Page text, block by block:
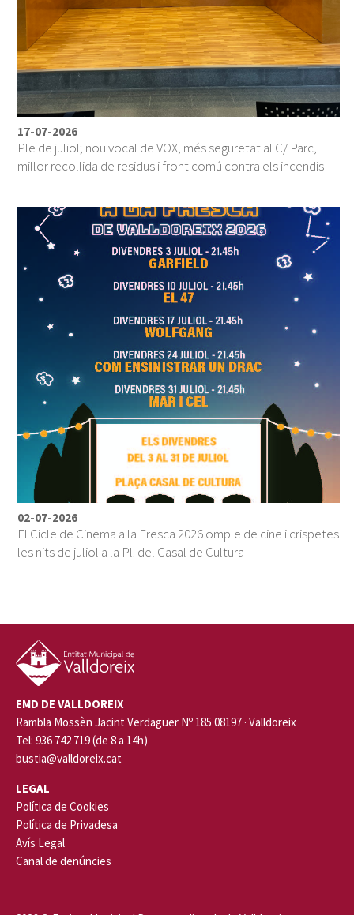
17-07-2026
Ple de juliol; nou vocal de VOX, més seguretat al C/ Parc,
millor recollida de residus i front comú contra els incendis
02-07-2026
El Cicle de Cinema a la Fresca 2026 omple de cine i crispetes
les nits de juliol a la Pl. del Casal de Cultura
EMD DE VALLDOREIX
Rambla Mossèn Jacint Verdaguer Nº 185 08197 · Valldoreix
Tel: 936 742 719 (de 8 a 14h)
bustia@valldoreix.cat
LEGAL
Política de Cookies
Política de Privadesa
Avís Legal
Canal de denúncies